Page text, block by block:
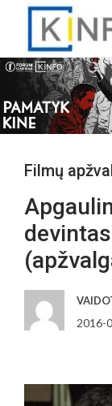
Filmų
2016-